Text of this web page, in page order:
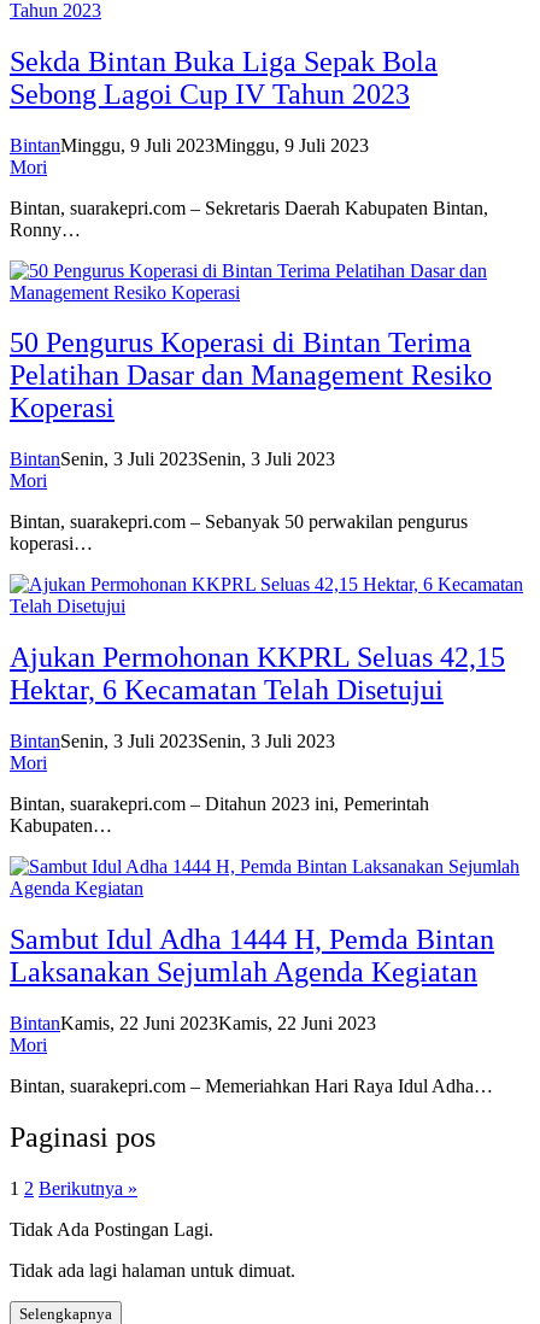
Sekda Bintan Buka Liga Sepak Bola
Sebong Lagoi Cup IV Tahun 2023
BintanMinggu, 9 Juli 2023Minggu, 9 Juli 2023
Mori
Bintan, suarakepri.com – Sekretaris Daerah Kabupaten Bintan,
Ronny…
50 Pengurus Koperasi di Bintan Terima
Pelatihan Dasar dan Management Resiko
Koperasi
BintanSenin, 3 Juli 2023Senin, 3 Juli 2023
Mori
Bintan, suarakepri.com – Sebanyak 50 perwakilan pengurus
koperasi…
Ajukan Permohonan KKPRL Seluas 42,15
Hektar, 6 Kecamatan Telah Disetujui
BintanSenin, 3 Juli 2023Senin, 3 Juli 2023
Mori
Bintan, suarakepri.com – Ditahun 2023 ini, Pemerintah
Kabupaten…
Sambut Idul Adha 1444 H, Pemda Bintan
Laksanakan Sejumlah Agenda Kegiatan
BintanKamis, 22 Juni 2023Kamis, 22 Juni 2023
Mori
Bintan, suarakepri.com – Memeriahkan Hari Raya Idul Adha…
Paginasi pos
1 2 Berikutnya »
Tidak Ada Postingan Lagi.
Tidak ada lagi halaman untuk dimuat.
Selengkapnya